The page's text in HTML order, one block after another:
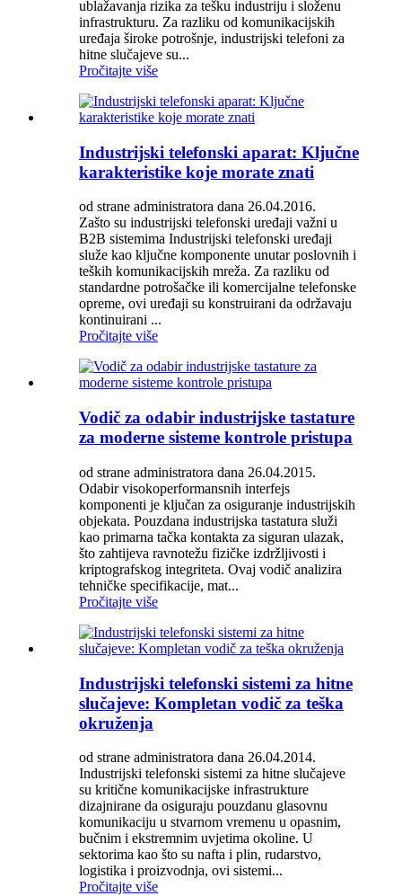
ublažavanja rizika za tešku industriju i složenu
infrastrukturu. Za razliku od komunikacijskih
uređaja široke potrošnje, industrijski telefoni za
hitne slučajeve su...
Pročitajte više
Industrijski telefonski aparat: Ključne
karakteristike koje morate znati
od strane administratora dana 26.04.2016.
Zašto su industrijski telefonski uređaji važni u
B2B sistemima Industrijski telefonski uređaji
služe kao ključne komponente unutar poslovnih i
teških komunikacijskih mreža. Za razliku od
standardne potrošačke ili komercijalne telefonske
opreme, ovi uređaji su konstruirani da održavaju
kontinuirani ...
Pročitajte više
Vodič za odabir industrijske tastature
za moderne sisteme kontrole pristupa
od strane administratora dana 26.04.2015.
Odabir visokoperformansnih interfejs
komponenti je ključan za osiguranje industrijskih
objekata. Pouzdana industrijska tastatura služi
kao primarna tačka kontakta za siguran ulazak,
što zahtijeva ravnotežu fizičke izdržljivosti i
kriptografskog integriteta. Ovaj vodič analizira
tehničke specifikacije, mat...
Pročitajte više
Industrijski telefonski sistemi za hitne
slučajeve: Kompletan vodič za teška
okruženja
od strane administratora dana 26.04.2014.
Industrijski telefonski sistemi za hitne slučajeve
su kritične komunikacijske infrastrukture
dizajnirane da osiguraju pouzdanu glasovnu
komunikaciju u stvarnom vremenu u opasnim,
bučnim i ekstremnim uvjetima okoline. U
sektorima kao što su nafta i plin, rudarstvo,
logistika i proizvodnja, ovi sistemi...
Pročitajte više